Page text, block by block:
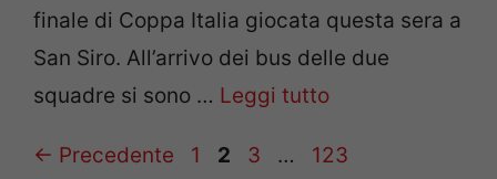
finale di Coppa Italia giocata questa sera a
San Siro. All’arrivo dei bus delle due
squadre si sono … Leggi tutto
← Precedente Pagina
1 Pagina
2 Pagina
3 … Pagina
123